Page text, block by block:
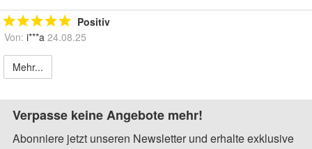
Positiv
Von: i***a 24.08.25
Mehr...
Verpasse keine Angebote mehr!
Abonniere jetzt unseren Newsletter und erhalte exklusive